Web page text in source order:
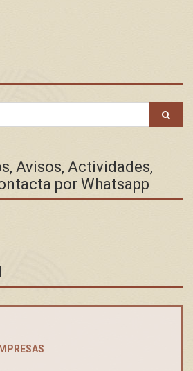
Avisos, Actividades,
por Whatsapp